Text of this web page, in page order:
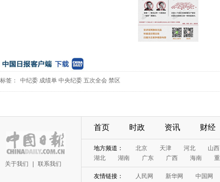
标签： 中纪委 成绩单 中央纪委 五次全会 禁区
关于我们 联系我们
首页 时政 资讯 财经
地方频道： 北京 天津 河北
山西
湖北
湖南 广东 广西 海南
友情链接： 人民网 新华网
中国网